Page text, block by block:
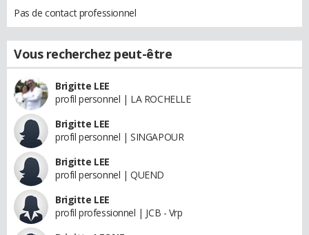
Pas de contact professionnel
Vous recherchez peut-être
Brigitte LEE
profil personnel | LA ROCHELLE
Brigitte LEE
profil personnel | SINGAPOUR
Brigitte LEE
profil personnel | QUEND
Brigitte LEE
profil professionnel | JCB - Vrp